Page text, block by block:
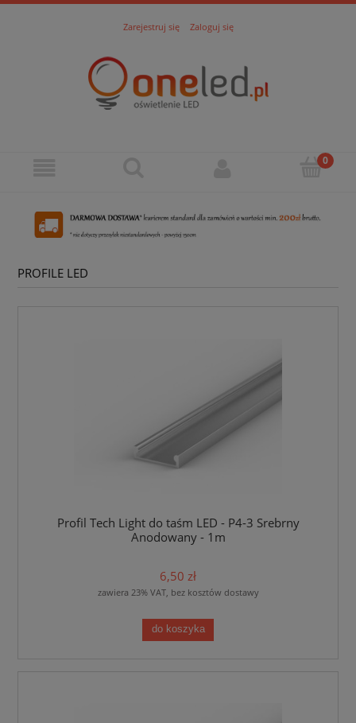
Zarejestruj się Zaloguj się
PROFILE LED
Profil Tech Light do taśm LED - P4-3 Srebrny
Anodowany - 1m
6,50 zł
zawiera 23% VAT, bez kosztów dostawy
do koszyka